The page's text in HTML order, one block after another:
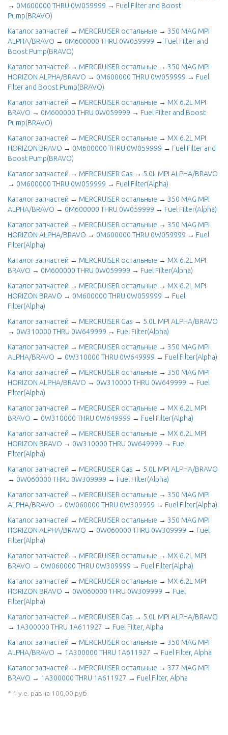
→ 0M600000 THRU 0W059999 → Fuel Filter and Boost
Pump(BRAVO)
Каталог запчастей → MERCRUISER остальные → 350 MAG MPI
ALPHA/BRAVO → 0M600000 THRU 0W059999 → Fuel Filter and
Boost Pump(BRAVO)
Каталог запчастей → MERCRUISER остальные → 350 MAG MPI
HORIZON ALPHA/BRAVO → 0M600000 THRU 0W059999 → Fuel
Filter and Boost Pump(BRAVO)
Каталог запчастей → MERCRUISER остальные → MX 6.2L MPI
BRAVO → 0M600000 THRU 0W059999 → Fuel Filter and Boost
Pump(BRAVO)
Каталог запчастей → MERCRUISER остальные → MX 6.2L MPI
HORIZON BRAVO → 0M600000 THRU 0W059999 → Fuel Filter and
Boost Pump(BRAVO)
Каталог запчастей → MERCRUISER Gas → 5.0L MPI ALPHA/BRAVO
→ 0M600000 THRU 0W059999 → Fuel Filter(Alpha)
Каталог запчастей → MERCRUISER остальные → 350 MAG MPI
ALPHA/BRAVO → 0M600000 THRU 0W059999 → Fuel Filter(Alpha)
Каталог запчастей → MERCRUISER остальные → 350 MAG MPI
HORIZON ALPHA/BRAVO → 0M600000 THRU 0W059999 → Fuel
Filter(Alpha)
Каталог запчастей → MERCRUISER остальные → MX 6.2L MPI
BRAVO → 0M600000 THRU 0W059999 → Fuel Filter(Alpha)
Каталог запчастей → MERCRUISER остальные → MX 6.2L MPI
HORIZON BRAVO → 0M600000 THRU 0W059999 → Fuel
Filter(Alpha)
Каталог запчастей → MERCRUISER Gas → 5.0L MPI ALPHA/BRAVO
→ 0W310000 THRU 0W649999 → Fuel Filter(Alpha)
Каталог запчастей → MERCRUISER остальные → 350 MAG MPI
ALPHA/BRAVO → 0W310000 THRU 0W649999 → Fuel Filter(Alpha)
Каталог запчастей → MERCRUISER остальные → 350 MAG MPI
HORIZON ALPHA/BRAVO → 0W310000 THRU 0W649999 → Fuel
Filter(Alpha)
Каталог запчастей → MERCRUISER остальные → MX 6.2L MPI
BRAVO → 0W310000 THRU 0W649999 → Fuel Filter(Alpha)
Каталог запчастей → MERCRUISER остальные → MX 6.2L MPI
HORIZON BRAVO → 0W310000 THRU 0W649999 → Fuel
Filter(Alpha)
Каталог запчастей → MERCRUISER Gas → 5.0L MPI ALPHA/BRAVO
→ 0W060000 THRU 0W309999 → Fuel Filter(Alpha)
Каталог запчастей → MERCRUISER остальные → 350 MAG MPI
ALPHA/BRAVO → 0W060000 THRU 0W309999 → Fuel Filter(Alpha)
Каталог запчастей → MERCRUISER остальные → 350 MAG MPI
HORIZON ALPHA/BRAVO → 0W060000 THRU 0W309999 → Fuel
Filter(Alpha)
Каталог запчастей → MERCRUISER остальные → MX 6.2L MPI
BRAVO → 0W060000 THRU 0W309999 → Fuel Filter(Alpha)
Каталог запчастей → MERCRUISER остальные → MX 6.2L MPI
HORIZON BRAVO → 0W060000 THRU 0W309999 → Fuel
Filter(Alpha)
Каталог запчастей → MERCRUISER Gas → 5.0L MPI ALPHA/BRAVO
→ 1A300000 THRU 1A611927 → Fuel Filter, Alpha
Каталог запчастей → MERCRUISER остальные → 350 MAG MPI
ALPHA/BRAVO → 1A300000 THRU 1A611927 → Fuel Filter, Alpha
Каталог запчастей → MERCRUISER остальные → 377 MAG MPI
BRAVO → 1A300000 THRU 1A611927 → Fuel Filter, Alpha
* 1 у.е. равна 100,00 руб.